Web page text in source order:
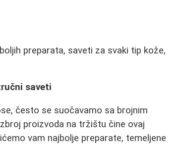
preparata, saveti za svaki tip kože,
saveti
često se suočavamo sa brojnim
proizvoda na tržištu čine ovaj
vam najbolje preparate, temeljene